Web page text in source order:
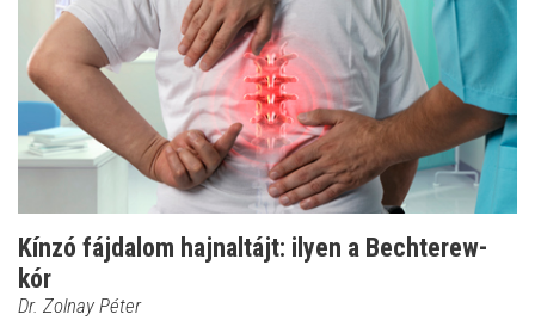
Kínzó fájdalom hajnaltájt: ilyen a Bechterew-
kór
Dr. Zolnay Péter